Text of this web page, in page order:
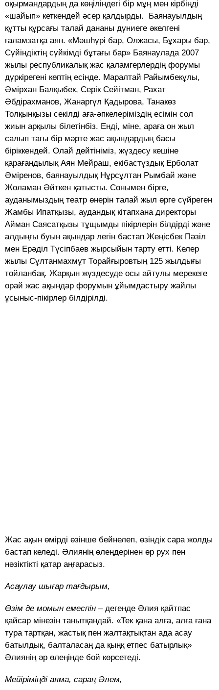
оқырмандардың да көңіліндегі бір мұң мен кірбіңді
«шайып» кеткендей әсер қалдырды. Баянауылдың
құтты құрсағы талай дананы дүниеге әкелгені
ғаламзатқа аян. «Мәшһүрі бар, Олжасы, Бұхары бар,
Сүйіндіктің сүйкімді бұтағы бар» Баянаулада 2007
жылы республикалық жас қаламгерлердің форумы
дүркірегені көптің есінде. Маралтай Райымбекұлы,
Әмірхан Балқыбек, Серік Сейітман, Рахат
Әбдірахманов, Жанаргүл Қадырова, Танакөз
Толқынқызы секілді аға-әпкелеріміздің есімін сол
жиын арқылы білетінбіз. Енді, міне, араға он жыл
салып тағы бір мәрте жас ақындардың басы
біріккендей. Олай дейтініміз, жүздесу кешіне
қарағандылық Аян Мейраш, екібастұздық Ерболат
Әміренов, баянауылдық Нұрсұлтан Рымбай және
Жоламан Әйткен қатысты. Сонымен бірге,
ауданымыздың театр өнерін талай жыл өрге сүйреген
Жамбы Ипатқызы, аудандық кітапхана директоры
Айман Саясатқызы тұщымды пікірлерін білдірді және
алдыңғы буын ақындар легін бастап Жеңісбек Пәзіл
мен Ерәділ Түсіпбаев жырсыйын тарту етті. Келер
жылы Сұлтанмахмұт Торайғыровтың 125 жылдығы
тойланбақ. Жарқын жүздесуде осы айтулы мерекеге
орай жас ақындар форумын ұйымдастыру жайлы
ұсыныс-пікірлер білдірілді.
Жас ақын өмірді өзінше бейнелеп, өзіндік сара жолды
бастап келеді. Әлиянің өлеңдерінен өр рух пен
нәзіктікті қатар аңғарасыз.
Асаулау шығар тағдырым,
Өзім де момын емеспін – дегенде Әлия қайтпас
қайсар мінезін танытқандай. «Тек қана алға, алға ғана
тура тартқан, жастық пен жалтақтықтан ада асау
батылдық, балталасаң да қыңқ етпес батырлық»
Әлиянің әр өлеңінде бой көрсетеді.
Мейіріміңді аяма, сараң Әлем,